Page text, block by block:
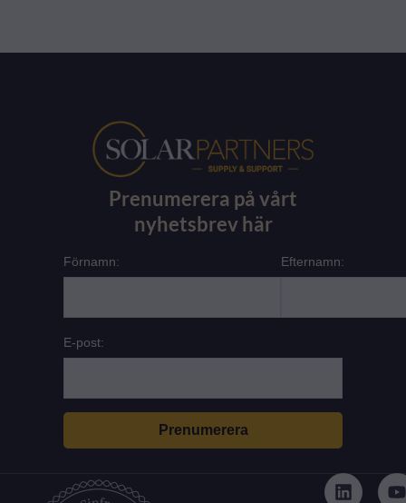
Prenumerera på vårt
nyhetsbrev här
Förnamn: Efternamn:
E-post:
i
o